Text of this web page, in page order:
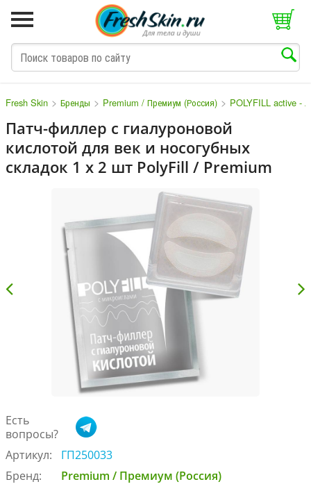
Fresh Skin > Бренды > Premium / Премиум (Россия) > POLYFILL active -
Патч-филлер с гиалуроновой
кислотой для век и носогубных
складок 1 х 2 шт PolyFill / Premium
Есть
вопросы?
Артикул:
ГП250033
Бренд:
Premium / Премиум (Россия)
M N O P Q S T V W